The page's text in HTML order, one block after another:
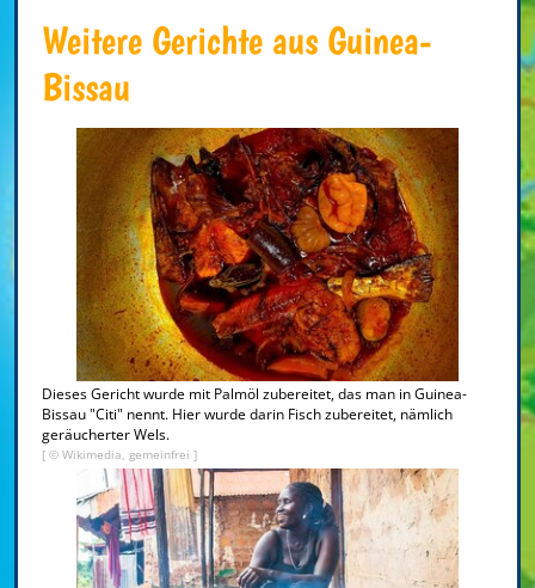
Weitere Gerichte aus Guinea-
Bissau
Dieses Gericht wurde mit Palmöl zubereitet, das man in Guinea-
Bissau "Citi" nennt. Hier wurde darin Fisch zubereitet, nämlich
geräucherter Wels.
[ © Wikimedia, gemeinfrei ]